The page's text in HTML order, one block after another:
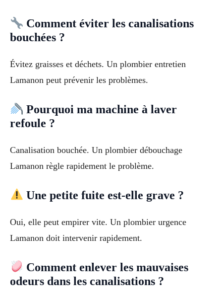
Comment éviter les canalisations
bouchées ?
Évitez graisses et déchets. Un plombier entretien
Lamanon peut prévenir les problèmes.
Pourquoi ma machine à laver
refoule ?
Canalisation bouchée. Un plombier débouchage
Lamanon règle rapidement le problème.
Une petite fuite est-elle grave ?
Oui, elle peut empirer vite. Un plombier urgence
Lamanon doit intervenir rapidement.
Comment enlever les mauvaises
odeurs dans les canalisations ?